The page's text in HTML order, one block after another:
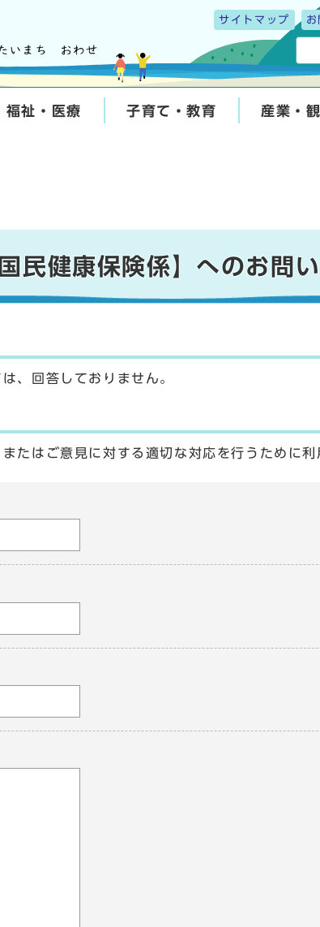
サイトマップ
福祉・医療 子育て・教育 産業・
民健康保険係】へのお問
、回答しておりません。
たはご意見に対する適切な対応を行うために